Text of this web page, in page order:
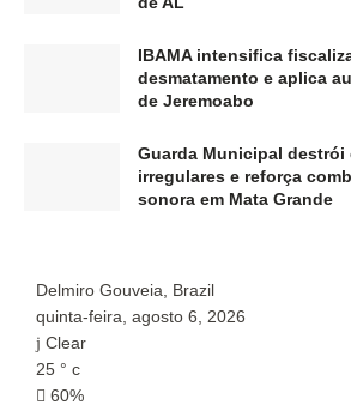
IBAMA intensifica
desmatamento e aplica
de Jeremoabo
Guarda Municipal destrói
irregulares e reforça
sonora em Mata Grande
Delmiro Gouveia, Brazil
quinta-feira, agosto 6, 2026
Clear
25 ° c
60%